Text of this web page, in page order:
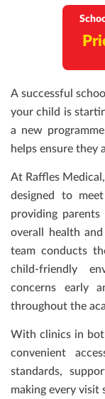
A successful
your child is
a new
helps ensure they
At Raffles
designed to
providing
overall health and
team conducts
child-friendly
concerns early
throughout the
With clinics in
convenient
standards,
making every visit